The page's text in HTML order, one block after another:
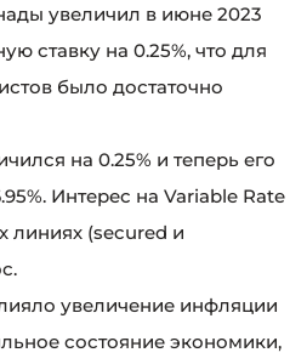
увеличил в июне 2023
ставку на 0.25%, что для
было достаточно
на 0.25% и теперь его
Интерес на Variable Rate
линиях (secured и
увеличение инфляции
состояние экономики,